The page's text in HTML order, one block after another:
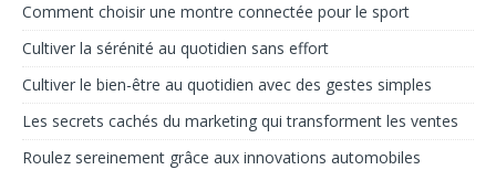
Comment choisir une montre connectée pour le sport
Cultiver la sérénité au quotidien sans effort
Cultiver le bien-être au quotidien avec des gestes simples
Les secrets cachés du marketing qui transforment les ventes
Roulez sereinement grâce aux innovations automobiles